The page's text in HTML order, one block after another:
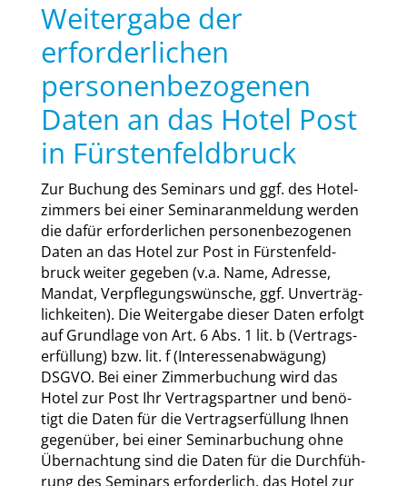
Weitergabe der
erforderlichen
personenbezogenen
Daten an das Hotel Post
in Fürstenfeldbruck
Zur Buchung des Semi­nars und ggf. des Hotel­
zim­mers bei einer Semi­nar­an­mel­dung wer­den
die dafür erfor­der­li­chen per­so­nen­be­zo­ge­nen
Daten an das Hotel zur Post in Fürs­ten­feld­
bruck wei­ter gege­ben (v.a. Name, Adres­se,
Man­dat, Ver­pfle­gungs­wün­sche, ggf. Unver­träg­
lich­kei­ten). Die Wei­ter­ga­be die­ser Daten erfolgt
auf Grund­la­ge von Art. 6 Abs. 1 lit. b (Ver­trags­
er­fül­lung) bzw. lit. f (Inter­es­sen­ab­wä­gung)
DSGVO. Bei einer Zim­mer­bu­chung wird das
Hotel zur Post Ihr Ver­trags­part­ner und benö­
tigt die Daten für die Ver­trags­er­fül­lung Ihnen
gegen­über, bei einer Semi­nar­bu­chung ohne
Über­nach­tung sind die Daten für die Durch­füh­
rung des Semi­nars erfor­der­lich, das Hotel zur